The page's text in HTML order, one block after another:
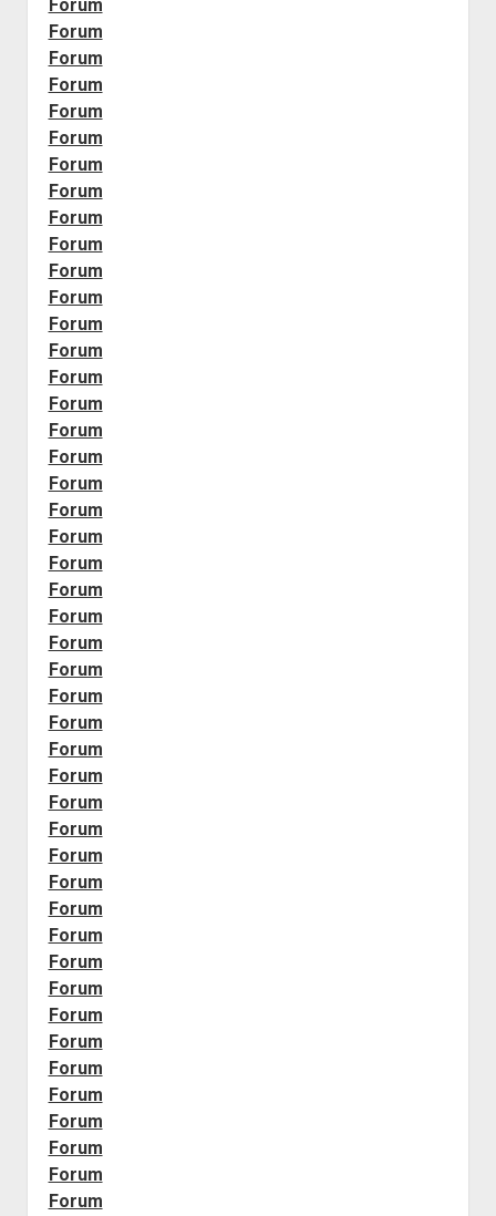
Forum
Forum
Forum
Forum
Forum
Forum
Forum
Forum
Forum
Forum
Forum
Forum
Forum
Forum
Forum
Forum
Forum
Forum
Forum
Forum
Forum
Forum
Forum
Forum
Forum
Forum
Forum
Forum
Forum
Forum
Forum
Forum
Forum
Forum
Forum
Forum
Forum
Forum
Forum
Forum
Forum
Forum
Forum
Forum
Forum
Forum